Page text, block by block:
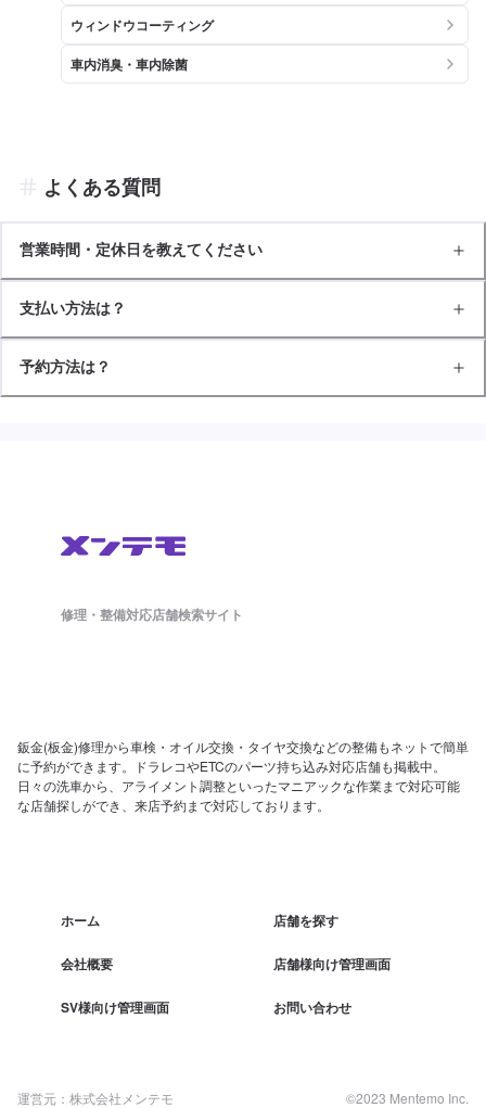
ウィンドウコーティング
車内消臭・車内除菌
よくある質問
営業時間・定休日を教えてください
支払い方法は？
予約方法は？
修理・整備対応店舗検索サイト
鈑金(板金)修理から車検・オイル交換・タイヤ交換などの整備もネットで簡単
に予約ができます。ドラレコやETCのパーツ持ち込み対応店舗も掲載中。
日々の洗車から、アライメント調整といったマニアックな作業まで対応可能
な店舗探しができ、来店予約まで対応しております。
ホーム 店舗を探す
会社概要 店舗様向け管理画面
SV様向け管理画面 お問い合わせ
運営元：株式会社メンテモ ©2023 Mentemo Inc.